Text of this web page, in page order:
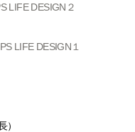
LIFE DESIGN２
LIFE DESIGN１
）